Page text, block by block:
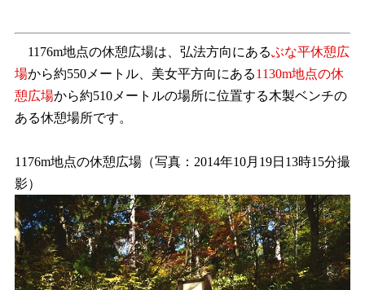
1176m地点の休憩広場は、弘法方向にあるぶな平休憩広
場から約550メートル、美女平方向にある1130m地点の休
憩広場から約510メートルの場所に位置する木製ベンチの
ある休憩場所です。
1176m地点の休憩広場（写真：2014年10月19日13時15分撮
影）